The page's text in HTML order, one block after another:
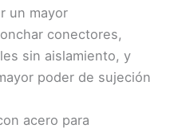
un mayor
conectores,
sin aislamiento, y
poder de sujeción
acero para